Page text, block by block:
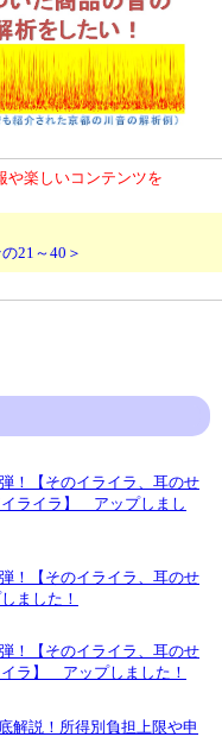
や楽しいコンテンツを
21～40＞
！【そのイライラ、耳のせ
イライラ】 アップしまし
！【そのイライラ、耳のせ
ました！
！【そのイライラ、耳のせ
ラ】 アップしました！
解説！所得別負担上限や申